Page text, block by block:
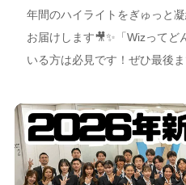
年間のハイライトをぎゅっと
お届けします🎥✨「Wizってど
いる方は必見です！ぜひ最後